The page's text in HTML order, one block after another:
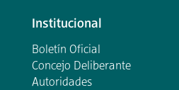
Institucional
Boletín Oficial
Concejo Deliberante
Autoridades